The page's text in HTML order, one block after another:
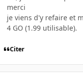
merci
je viens d'y refaire et
4 GO (1.99 utilisable).
Citer